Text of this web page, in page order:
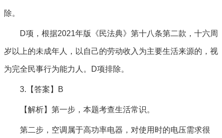
除。
D项，根据2021年版《民法典》第十八条第二款，十六周
岁以上的未成年人，以自己的劳动收入为主要生活来源的，视
为完全民事行为能力人。D项排除。
3.【答案】B
【解析】第一步，本题考查生活常识。
第二步，空调属于高功率电器，对使用时的电压需求很